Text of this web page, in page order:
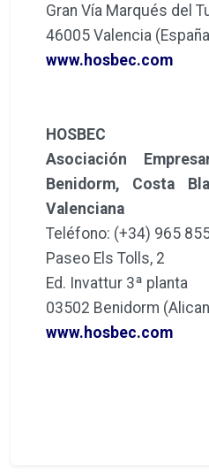
Gran Vía Marqués del
46005 Valencia
www.hosbec.com
HOSBEC
Asociación
Benidorm, Costa
Valenciana
Teléfono: (+34) 965
Paseo Els Tolls, 2
Ed. Invattur 3ª planta
03502 Benidorm
www.hosbec.com